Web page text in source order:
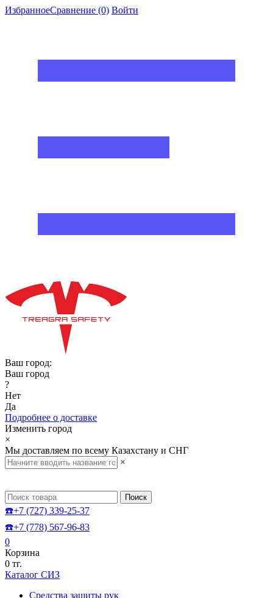
ИзбранноеСравнение (0) Войти
Ваш город:
Ваш город
?
Нет
Да
Подробнее о доставке
Изменить город
×
Мы доставляем по всему Казахстану и СНГ
×
Поиск
☎️+7 (727) 339-25-37
☎️+7 (778) 567-96-83
0
Корзина
0 тг.
Каталог СИЗ
Средства защиты рук